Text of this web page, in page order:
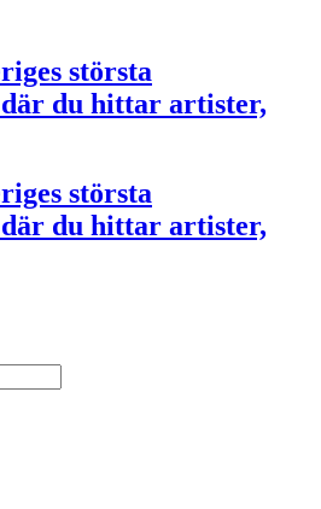
största
du hittar artister,
största
du hittar artister,